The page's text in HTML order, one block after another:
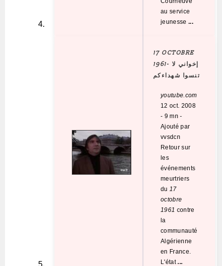
au service
jeunesse ...
17 OCTOBRE
1961- إخواني لا
تنسوا شهداءكم
youtube.com
12 oct. 2008
- 9 mn -
Ajouté par
vvsdcn
Retour sur
les
événements
meurtriers
du 17
octobre
1961 contre
la
communauté
Algérienne
en France.
L'état...